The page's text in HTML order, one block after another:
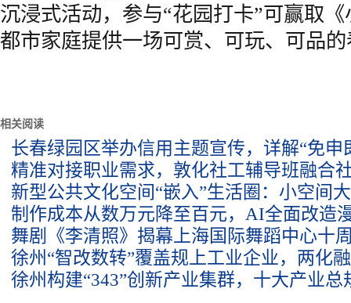
沉浸式活动，参与“花园打卡”可赢取
都市家庭提供一场可赏、可玩、可品
相关阅读
长春绿园区举办信用主题宣传，详解“免申
精准对接职业需求，敦化社工辅导班融合
新型公共文化空间“嵌入”生活圈：小空间
制作成本从数万元降至百元，AI全面改造
舞剧《李清照》揭幕上海国际舞蹈中心十
徐州“智改数转”覆盖规上工业企业，两化
徐州构建“343”创新产业集群，十大产业总